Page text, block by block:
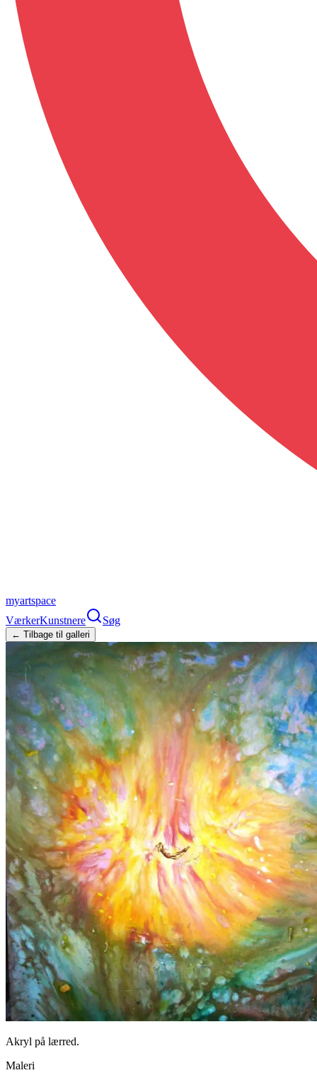
myartspace
VærkerKunstnere Søg
← Tilbage til galleri
Akryl på lærred.
Maleri